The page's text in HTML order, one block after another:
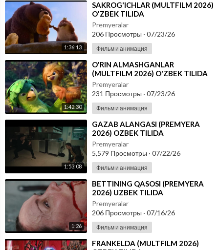
1:36:13
⁣SAKROG'ICHLAR (MULTFILM 2026)
O'ZBEK TILIDA
Premyeralar
206 Просмотры · 07/23/26
Фильм и анимация
1:42:30
⁣O'RIN ALMASHGANLAR
(MULTFILM 2026) O'ZBEK TILIDA
Premyeralar
231 Просмотры · 07/23/26
Фильм и анимация
1:53:08
⁣GAZAB ALANGASI (PREMYERA
2026) OZBEK TILIDA
Premyeralar
5,579 Просмотры · 07/22/26
Фильм и анимация
1:26
⁣BETTINING QASOSI (PREMYERA
2026) UZBEK TILIDA
Premyeralar
206 Просмотры · 07/16/26
Фильм и анимация
⁣FRANKELDA (MULTFILM 2026)